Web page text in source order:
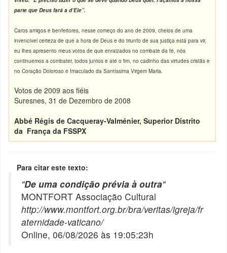
parte que Deus fará a d’Ele”.
Caros amigos e benfeitores, nesse começo do ano de 2009, cheios de uma
invencível certeza de que a hora de Deus e do triunfo de sua justiça está para vir,
eu lhes apresento meus votos de que enraizados no combate da fé, nós
continuemos a combater, todos juntos e até o fim, no cadinho das virtudes cristãs e
no Coração Doloroso e Imaculado da Santíssima Virgem Maria.
Votos de 2009 aos fiéis
Suresnes, 31 de Dezembro de 2008
Abbé Régis de Cacqueray-Valménier, Superior Distrito
da França da FSSPX
Para citar este texto:
"De uma condição prévia à outra"
MONTFORT Associação Cultural
http://www.montfort.org.br/bra/veritas/igreja/fr
aternidade-vaticano/
Online, 06/08/2026 às 19:05:23h